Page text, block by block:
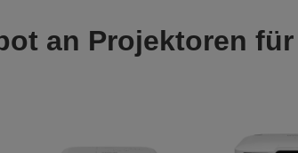
an Projektoren